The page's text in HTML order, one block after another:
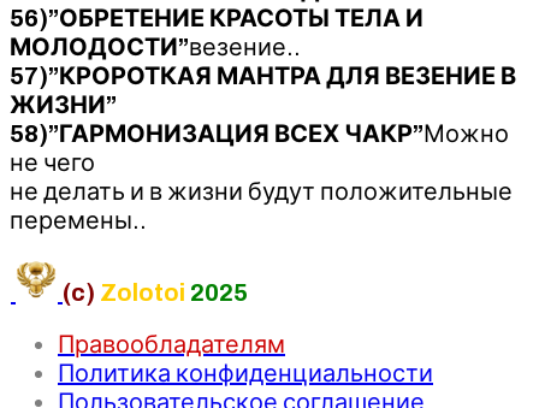
56)”ОБРЕТЕНИЕ КРАСОТЫ ТЕЛА И
МОЛОДОСТИ”везение..
57)”КРОРОТКАЯ МАНТРА ДЛЯ ВЕЗЕНИЕ В
ЖИЗНИ”
58)”ГАРМОНИЗАЦИЯ ВСЕХ ЧАКР”Можно
не чего
не делать и в жизни будут положительные
перемены..
(c) Zolotoi 2025
Правообладателям
Политика конфиденциальности
Пользовательское соглашение